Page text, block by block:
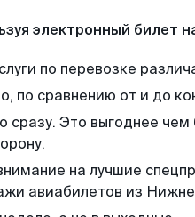
электронный билет
по перевозке
по сравнению от и до
сразу. Это выгоднее
на лучшие
авиабилетов из